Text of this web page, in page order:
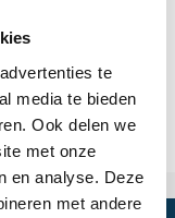
te
media te bieden
Ook delen we
met onze
en analyse. Deze
met andere